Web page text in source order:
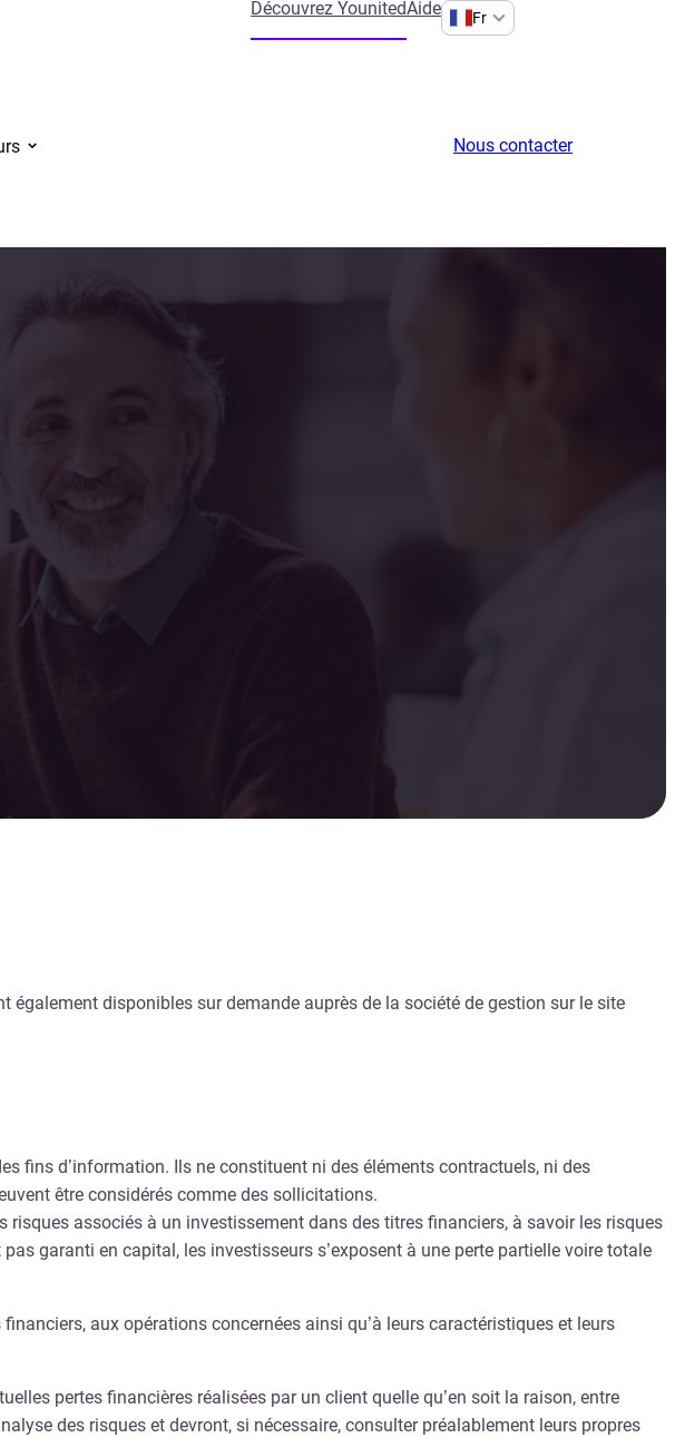
Découvrez YounitedAide Fr
Nous contacter
disponibles sur demande auprès de la société de gestion sur le site
fins d’information. Ils ne constituent ni des éléments contractuels, ni des
être considérés comme des sollicitations.
associés à un investissement dans des titres financiers, à savoir les risques
garanti en capital, les investisseurs s’exposent à une perte partielle voire totale
aux opérations concernées ainsi qu’à leurs caractéristiques et leurs
pertes financières réalisées par un client quelle qu’en soit la raison, entre
des risques et devront, si nécessaire, consulter préalablement leurs propres